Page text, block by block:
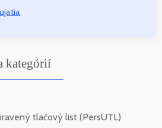
kategórií
tlačový list (PersUTL)